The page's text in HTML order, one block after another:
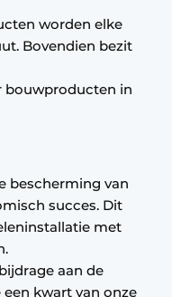
worden elke
Bovendien bezit
bouwproducten in
bescherming van
succes. Dit
met
aan de
kwart van onze